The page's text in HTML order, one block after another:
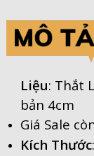
Liệu: Thắt
bản 4cm
Giá Sale
Kích Thước